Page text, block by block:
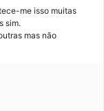
me isso muitas
sim.
mas não